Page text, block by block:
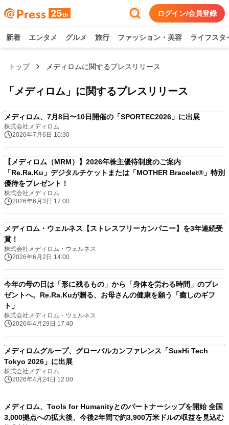
ログイン/会員登録
新着 エンタメ グルメ 旅行 ファッション・美容 ライフスタ
トップ メディロムに関するプレスリリース
「 メディロム 」に関するプレスリリース
メディロム、7月8日〜10日開催の「SPORTEC2026」に出展
株式会社メディロム
2026年7月6日 10:30
【メディロム（MRM）】2026年株主優待制度のご案内
「Re.Ra.Ku」デジタルチケットまたは「MOTHER Bracelet®︎」特別
優待をプレゼント！
株式会社メディロム
2026年6月3日 17:00
メディロム・ウェルネス【ストレスフリーカンパニー】を3年連続受
賞！
株式会社メディロム・ウェルネス
2026年6月2日 14:00
今年の母の日は「形に残るもの」から「身体を労わる時間」のプレ
ゼントへ。Re.Ra.Kuが贈る、お母さんの健康を願う「癒しのギフ
ト」
株式会社メディロム・ウェルネス
2026年4月29日 17:40
メディロムグループ、グローバルカンファレンス「SusHi Tech
Tokyo 2026」に出展
株式会社メディロム
2026年4月24日 12:00
メディロム、Tools for Humanityとのパートナーシップを開始 全国
3,000拠点への拡大後、今後2年間で約3,900万米ドルの収益を見込む